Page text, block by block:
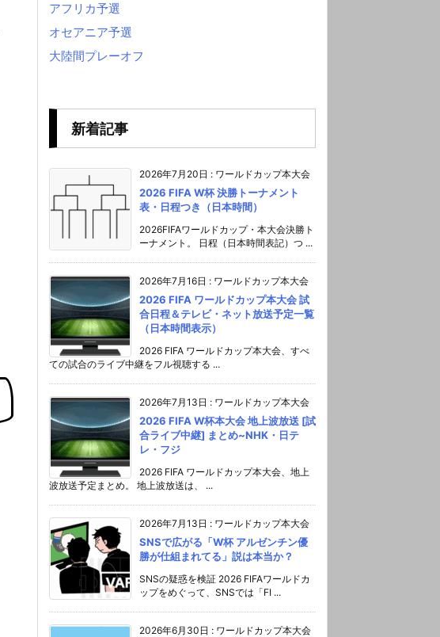
アフリカ予選
オセアニア予選
大陸間プレーオフ
新着記事
2026年7月20日 : ワールドカップ本大会
2026 FIFA W杯 決勝トーナメント
表・日程つき（日本時間）
2026FIFAワールドカップ・本大会決勝ト
ーナメント。 日程（日本時間表記）つ ...
2026年7月16日 : ワールドカップ本大会
2026 FIFA ワールドカップ本大会 試
合日程＆テレビ・ネット放送予定一覧
（日本時間表示）
2026 FIFA ワールドカップ本大会、すべ
ての試合のライブ中継をフル視聴する ...
2026年7月13日 : ワールドカップ本大会
2026 FIFA W杯本大会 地上波放送 [試
合ライブ中継] まとめ~NHK・日テ
レ・フジ
2026 FIFA ワールドカップ本大会、地上
波放送予定まとめ。 地上波放送は、 ...
2026年7月13日 : ワールドカップ本大会
SNSで広がる「W杯 アルゼンチン優
勝が仕組まれてる」説は本当か？
SNSの疑惑を検証 2026 FIFAワールドカ
ップをめぐって、SNSでは「FI ...
2026年6月30日 : ワールドカップ本大会